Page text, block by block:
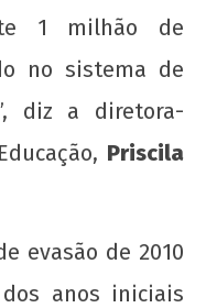
1 milhão de
no sistema de
diz a diretora-
Priscila
evasão de 2010
anos iniciais